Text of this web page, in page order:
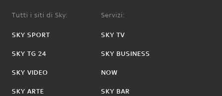
Tutti i siti di Sky:
SKY SPORT
SKY TG 24
SKY VIDEO
SKY ARTE
Servizi:
SKY TV
SKY BUSINESS
NOW
SKY BAR